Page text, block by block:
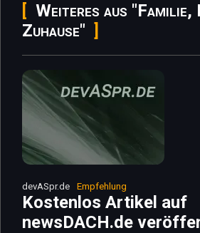
Weiteres aus "Familie,
Zuhause"
devASpr.de Empfehlung
Kostenlos Artikel auf
newsDACH.de